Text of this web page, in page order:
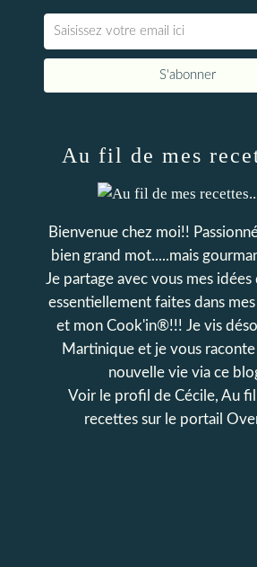
Au fil de mes
Bienvenue chez moi!!
bien grand mot.....mais
Je partage avec vous mes
essentiellement faites dans
et mon Cook'in®!!! Je vis
Martinique et je vous raconte
nouvelle vie via ce
Voir le profil de Cécile, Au
recettes sur le portail